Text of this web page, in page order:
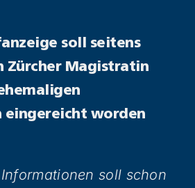
soll seitens
Zürcher Magistratin
eingereicht worden
soll schon